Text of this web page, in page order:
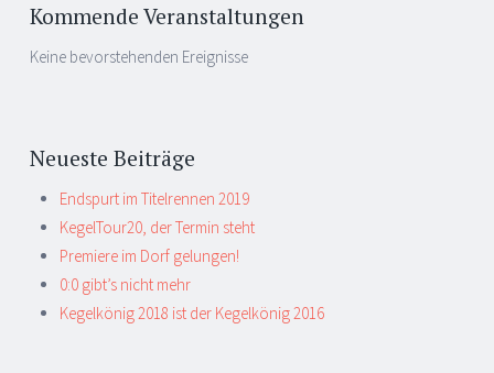
Kommende Veranstaltungen
Keine bevorstehenden Ereignisse
Neueste Beiträge
Endspurt im Titelrennen 2019
KegelTour20, der Termin steht
Premiere im Dorf gelungen!
0:0 gibt’s nicht mehr
Kegelkönig 2018 ist der Kegelkönig 2016